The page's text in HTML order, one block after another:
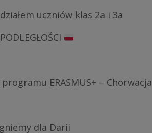
uczniów klas 2a i 3a
ERASMUS+ – Chorwacja
dla Darii